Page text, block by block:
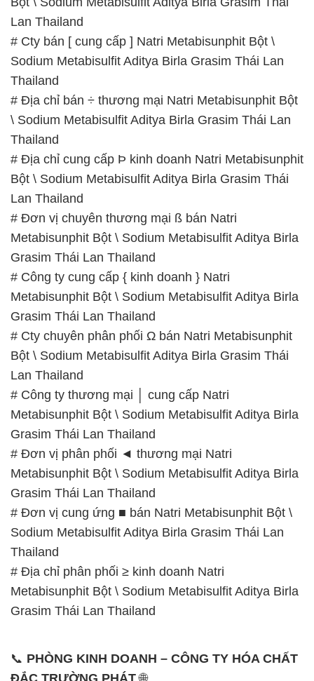
Bột \ Sodium Metabisulfit Aditya Birla Grasim Thái
# Công ty thương mại │ cung cấp Natri
Metabisunphit Bột \ Sodium Metabisulfit Aditya Birla
# Đơn vị phân phối ◄ thương mại Natri
Metabisunphit Bột \ Sodium Metabisulfit Aditya Birla
# Đơn vị cung ứng ■ bán Natri Metabisunphit Bột \
Sodium Metabisulfit Aditya Birla Grasim Thái Lan
# Địa chỉ phân phối ≥ kinh doanh Natri
Metabisunphit Bột \ Sodium Metabisulfit Aditya Birla
📞PHÒNG KINH DOANH – CÔNG TY HÓA CHẤT
ĐẮC TRƯỜNG PHÁT🌐
🌐 Website: https://muabanhoachat.vn/
📞 Hotline:
– 0933.920.505 – 028.3504.5555
– 028.3756.1835 – 028.3756.1840 –
028.3756.1841- 028.3756.1842
– 0932.660.696 – 0901.326.566 – 0906.387.866 –
0902.765.866
📧 Email: hoachat@dactruongphat.vn
GIỜ LÀM VIỆC TẠI CÔNG TY HÓA CHẤT ĐẮC
TRƯỜNG PHÁT
Thời gian làm việc tại Hóa Chất Đắc Trường Phát
được tổ chức như sau:
chiều: từ 12h30 đến 17h